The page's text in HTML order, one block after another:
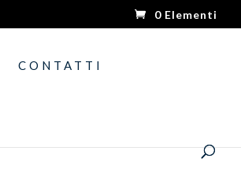
0 Elementi
CONTATTI